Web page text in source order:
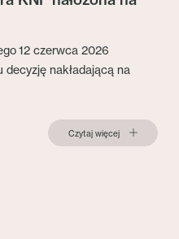
12 czerwca 2026
decyzję nakładającą na
Czytaj więcej